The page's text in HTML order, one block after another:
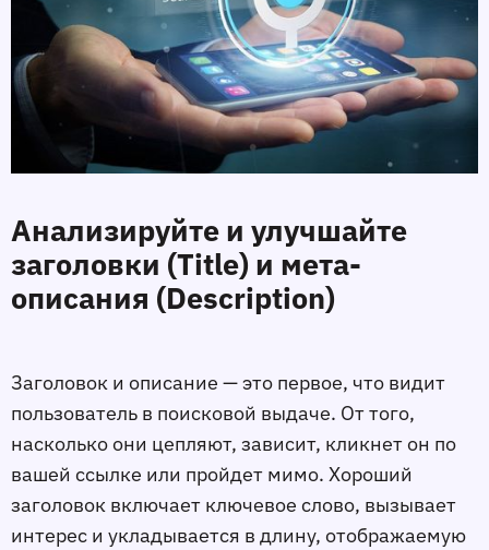
Анализируйте и улучшайте
заголовки (Title) и мета-
описания (Description)
Заголовок и описание — это первое, что видит
пользователь в поисковой выдаче. От того,
насколько они цепляют, зависит, кликнет он по
вашей ссылке или пройдeт мимо. Хороший
заголовок включает ключевое слово, вызывает
интерес и укладывается в длину, отображаемую